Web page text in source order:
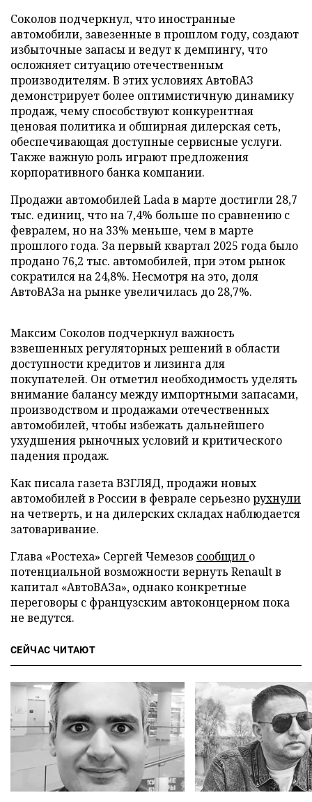
Соколов подчеркнул, что иностранные
автомобили, завезенные в прошлом году, создают
избыточные запасы и ведут к демпингу, что
осложняет ситуацию отечественным
производителям. В этих условиях АвтоВАЗ
демонстрирует более оптимистичную динамику
продаж, чему способствуют конкурентная
ценовая политика и обширная дилерская сеть,
обеспечивающая доступные сервисные услуги.
Также важную роль играют предложения
корпоративного банка компании.
Продажи автомобилей Lada в марте достигли 28,7
тыс. единиц, что на 7,4% больше по сравнению с
февралем, но на 33% меньше, чем в марте
прошлого года. За первый квартал 2025 года было
продано 76,2 тыс. автомобилей, при этом рынок
сократился на 24,8%. Несмотря на это, доля
АвтоВАЗа на рынке увеличилась до 28,7%.
Максим Соколов подчеркнул важность
взвешенных регуляторных решений в области
доступности кредитов и лизинга для
покупателей. Он отметил необходимость уделять
внимание балансу между импортными запасами,
производством и продажами отечественных
автомобилей, чтобы избежать дальнейшего
ухудшения рыночных условий и критического
падения продаж.
Как писала газета ВЗГЛЯД, продажи новых
автомобилей в России в феврале серьезнорухнули
на четверть, и на дилерских складах наблюдается
затоваривание.
Глава «Ростеха» Сергей Чемезов сообщил о
потенциальной возможности вернуть Renault в
капитал «АвтоВАЗа», однако конкретные
переговоры с французским автоконцерном пока
не ведутся.
СЕЙЧАС ЧИТАЮТ